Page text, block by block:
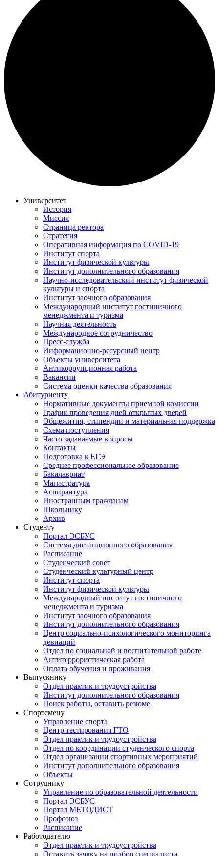
Университет
История
Миссия
Страница ректора
Стратегия
Оперативная информация по COVID-19
Институт спорта
Институт физической культуры
Институт дополнительного образования
Научно-исследовательский институт физической
культуры и спорта
Институт заочного образования
Международный институт гостиничного
менеджмента и туризма
Научная деятельность
Международное сотрудничество
Пресс-служба
Информационно-ресурсный центр
Объекты университета
Антикоррупционная работа
Вакансии
Система оценки качества образования
Абитуриенту
Нормативные документы приемной комиссии
График проведения дней открытых дверей
Общежития, стипендии и материальная поддержка
Схема поступления
Часто задаваемые вопросы
Контакты
Подготовка к ЕГЭ
Среднее профессиональное образование
Бакалавриат
Магистратура
Аспирантура
Иностранным гражданам
Школьнику
Архив
Студенту
Портал ЭСБУС
Система дистанционного образования
Расписание
Студенческий совет
Студенческий культурный центр
Институт спорта
Институт физической культуры
Международный институт гостиничного
менеджмента и туризма
Институт заочного образования
Институт дополнительного образования
Центр социально-психологического мониторинга
девиаций
Отдел по социальной и воспитательной работе
Антитеррористическая работа
Оплата обучения и проживания
Выпускнику
Отдел практик и трудоустройства
Институт дополнительного образования
Поиск работы, оставить резюме
Спортсмену
Управление спорта
Центр тестирования ГТО
Отдел практик и трудоустройства
Отдел по координации студенческого спорта
Отдел организации спортивных мероприятий
Институт дополнительного образования
Объекты
Сотруднику
Управление по образовательной деятельности
Портал ЭСБУС
Портал МЕТОДИСТ
Профсоюз
Расписание
Работодателю
Отдел практик и трудоустройства
Оставить заявку на подбор специалиста